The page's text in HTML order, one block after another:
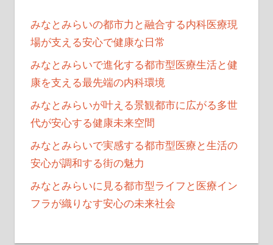
みなとみらいの都市力と融合する内科医療現
場が支える安心で健康な日常
みなとみらいで進化する都市型医療生活と健
康を支える最先端の内科環境
みなとみらいが叶える景観都市に広がる多世
代が安心する健康未来空間
みなとみらいで実感する都市型医療と生活の
安心が調和する街の魅力
みなとみらいに見る都市型ライフと医療イン
フラが織りなす安心の未来社会